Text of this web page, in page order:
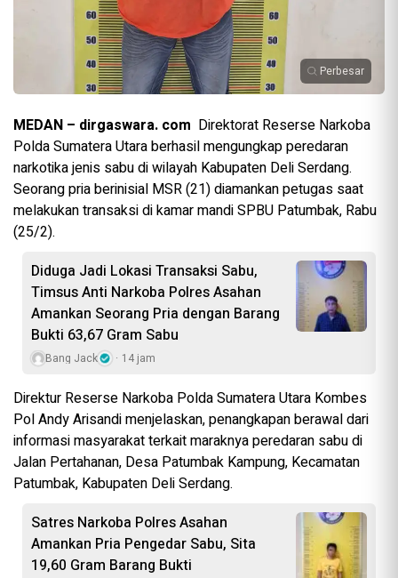
Perbesar
MEDAN – dirgaswara. com Direktorat Reserse Narkoba
Polda Sumatera Utara berhasil mengungkap peredaran
narkotika jenis sabu di wilayah Kabupaten Deli Serdang.
Seorang pria berinisial MSR (21) diamankan petugas saat
melakukan transaksi di kamar mandi SPBU Patumbak, Rabu
(25/2).
Diduga Jadi Lokasi Transaksi Sabu,
Timsus Anti Narkoba Polres Asahan
Amankan Seorang Pria dengan Barang
Bukti 63,67 Gram Sabu
Bang Jack 14 jam
Direktur Reserse Narkoba Polda Sumatera Utara Kombes
Pol Andy Arisandi menjelaskan, penangkapan berawal dari
informasi masyarakat terkait maraknya peredaran sabu di
Jalan Pertahanan, Desa Patumbak Kampung, Kecamatan
Patumbak, Kabupaten Deli Serdang.
Satres Narkoba Polres Asahan
Amankan Pria Pengedar Sabu, Sita
19,60 Gram Barang Bukti